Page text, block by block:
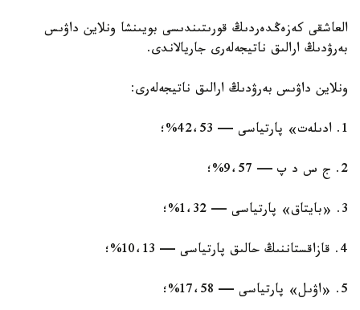
العاشقى كەزەڭدەردىڭ قورىتىندىسى بويىنشا ونلاين داۋىس
بەرۋدىڭ ارالىق ناتيجەلەرى جاريالاندى.
ونلاين داۋىس بەرۋدىڭ ارالىق ناتيجەلەرى:
1. ادىلەت» پارتياسى — 42،53%؛
2. ج س د پ — 9،57%؛
3. «بايتاق» پارتياسى — 1،32%؛
4. قازاقستاننىڭ حالىق پارتياسى — 10،13%؛
5. «اۋىل» پارتياسى — 17،58%؛